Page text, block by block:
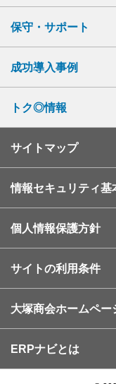
保守・サポート
成功導入事例
トク◎情報
サイトマップ
情報セキュリティ基
個人情報保護方針
サイトの利用条件
大塚商会ホームペー
ERPナビとは